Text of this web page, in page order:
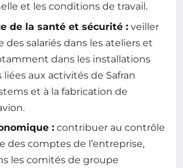
et les conditions de travail.
de la santé et sécurité : veiller
des salariés dans les ateliers et
dans les installations
liées aux activités de Safran
et à la fabrication de
: contribuer au contrôle
des comptes de l’entreprise,
les comités de groupe